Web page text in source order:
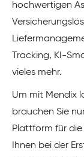
hochwertigen
Tracking, KI-
vieles mehr.
Um mit Mendix
brauchen Sie
Plattform für
Ihnen bei der